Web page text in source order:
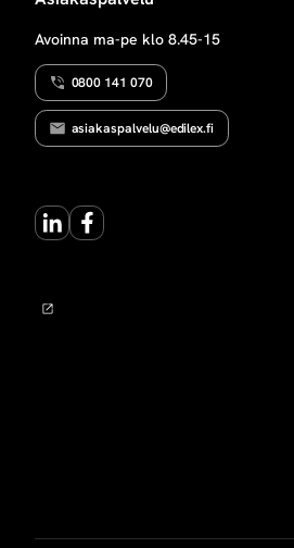
o
e
l
i
m
e
Avoinna ma-pe klo 8.45-15
0800 141 070
asiakaspalvelu@edilex.fi
LinkedInFacebook